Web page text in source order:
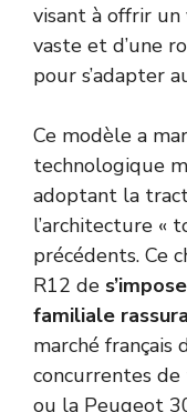
visant à offrir un
vaste et d’une
pour s’adapter
Ce modèle a
technologique
adoptant la
l’architecture «
précédents. Ce
R12 de
familiale
marché français
concurrentes
ou la Peugeot